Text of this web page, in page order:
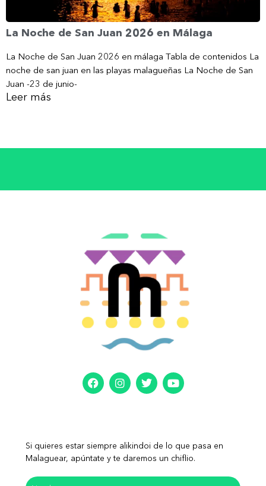
La Noche de San Juan 2026 en Málaga
La Noche de San Juan 2026 en málaga Tabla de contenidos La
noche de san juan en las playas malagueñas La Noche de San
Juan -23 de junio-
Leer más
Si quieres estar siempre alikindoi de lo que pasa en
Malaguear, apúntate y te daremos un chiflio.